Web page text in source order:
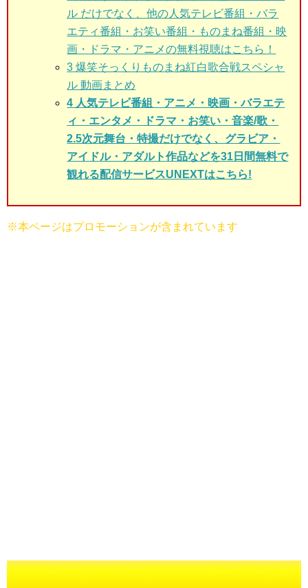
ル だけでなく、他の人気テレビ番組・バラ
エティ番組・お笑い番組・ものまね番組・映
画・ドラマ・アニメの無料視聴はこちら！
3 爆笑そっくりものまね紅白歌合戦スペシャ
ル 動画まとめ
4 人気テレビ番組・アニメ・映画・バラエテ
ィ・エンタメ・ドラマ・お笑い・音楽/歌・
2.5次元舞台・特撮だけでなく、グラビア・
アイドル・アダルト作品などを31日間無料で
観れる配信サービスUNEXTはこちら!
※本ページはプロモーションが含まれています